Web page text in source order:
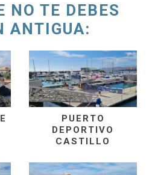
NO TE DEBES
ANTIGUA:
PUERTO
DEPORTIVO
CASTILLO